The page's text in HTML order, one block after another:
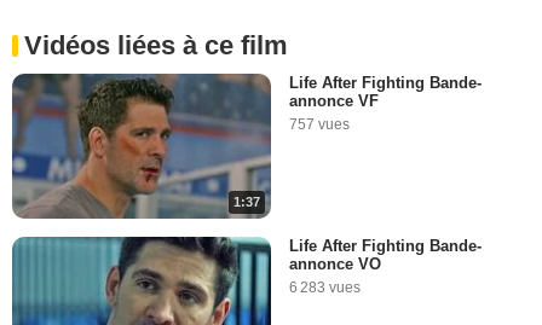
Vidéos liées à ce film
1:37
Life After Fighting Bande-
annonce VF
757 vues
Life After Fighting Bande-
annonce VO
6 283 vues